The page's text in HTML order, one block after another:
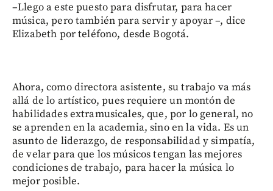
–Llego a este puesto para disfrutar, para hacer
música, pero también para servir y apoyar –, dice
Elizabeth por teléfono, desde Bogotá.
Ahora, como directora asistente, su trabajo va más
allá de lo artístico, pues requiere un montón de
habilidades extramusicales, que, por lo general, no
se aprenden en la academia, sino en la vida. Es un
asunto de liderazgo, de responsabilidad y simpatía,
de velar para que los músicos tengan las mejores
condiciones de trabajo, para hacer la música lo
mejor posible.